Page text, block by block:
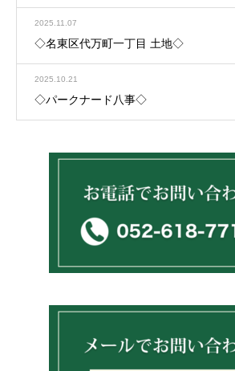
2025.11.07
◇名東区代万町一丁目 土地◇
2025.10.21
◇パークナード八事◇